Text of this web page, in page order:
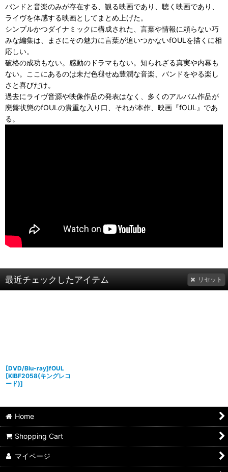
バンドと音楽のみが存在する、観る映画であり、聴く映画であり、
ライヴを体感する映画としてまとめ上げた。
シンプルかつダイナミックに構成された、言葉や情報に頼らない巧
みな編集は、まさにその魅力に言葉が追いつかないfOULを描くに相
応しい。
破格の成功もない。感動のドラマもない。知られざる真実や内幕も
ない。ここにあるのは未だ色褪せぬ豊潤な音楽、バンドをやる楽し
さと喜びだけ。
過去にライヴ音源や映像作品の発表はなく、多くのアルバム作品が
廃盤状態のfOULの貴重な入り口、それが本作、映画『fOUL』であ
る。
最近チェックしたアイテム リセット
[DVD/Blu-ray]fOUL
[KIBF2058(キングレコ
ード)]
Home
Shopping Cart
マイページ